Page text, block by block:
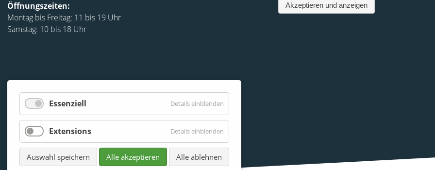
Öffnungszeiten:
Montag bis Freitag: 11 bis 19 Uhr
Samstag: 10 bis 18 Uhr
Essenziell Details einblenden
Extensions Details einblenden
Auswahl speichern Alle akzeptieren Alle ablehnen